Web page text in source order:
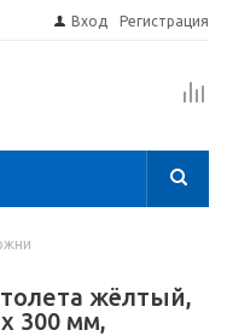
Вход Регистрация
жёлтый,
300 мм,